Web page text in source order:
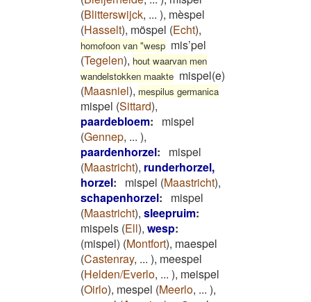
(Blitterswijck, ... ), mèspel
(Hasselt), möspel (Echt),
homofoon van "wesp mis’pel
(Tegelen), hout waarvan men
wandelstokken maakte mispel(e)
(Maasniel), mespilus germanica
mispel (Sittard),
paardebloem:
mispel
(Gennep, ... ),
paardenhorzel:
mispel
(Maastricht), runderhorzel,
horzel: mispel (Maastricht),
schapenhorzel:
mispel
(Maastricht), sleepruim:
mispels (Ell), wesp:
(mispel) (Montfort), maespel
(Castenray, ... ), meespel
(Helden/Everlo, ... ), meispel
(Oirlo), mespel (Meerlo, ... ),